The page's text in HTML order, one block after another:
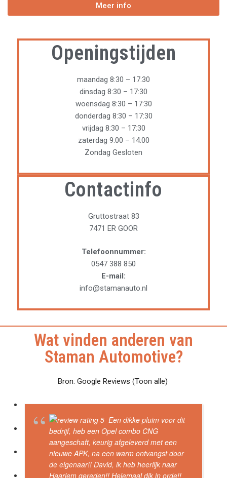
Meer info
Openingstijden
maandag 8:30 – 17:30
dinsdag 8:30 – 17:30
woensdag 8:30 – 17:30
donderdag 8:30 – 17:30
vrijdag 8:30 – 17:30
zaterdag 9:00 – 14:00
Zondag Gesloten
Contactinfo
Gruttostraat 83
7471 ER GOOR
Telefoonnummer:
0547 388 850
E-mail:
info@stamanauto.nl
Wat vinden anderen van
Staman Automotive?
Bron: Google Reviews (Toon alle)
Een dikke pluim voor dit
bedrijf, heb een Opel combo CNG
aangeschaft, keurig afgeleverd met een
nieuwe APK, na een warm ontvangst door
de eigenaar!! David, ik heb heerlijk naar
Haarlem gereden!! Helemaal dik in orde!!